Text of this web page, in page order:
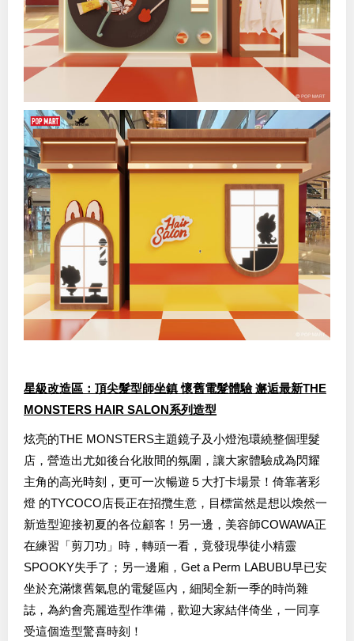
星級改造區：頂尖髮型師坐鎮 懷舊電髮體驗 邂逅最新THE
MONSTERS HAIR SALON系列造型
炫亮的THE MONSTERS主題鏡子及小燈泡環繞整個理髮
店，營造出尤如後台化妝間的氛圍，讓大家體驗成為閃耀
主角的高光時刻，更可一次暢遊５大打卡場景！倚靠著彩
燈 的TYCOCO店長正在招攬生意，目標當然是想以煥然一
新造型迎接初夏的各位顧客！另一邊，美容師COWAWA正
在練習「剪刀功」時，轉頭一看，竟發現學徒小精靈
SPOOKY失手了；另一邊廂，Get a Perm LABUBU早已安
坐於充滿懷舊氣息的電髮區內，細閱全新一季的時尚雜
誌，為約會亮麗造型作準備，歡迎大家結伴倚坐，一同享
受這個造型驚喜時刻！